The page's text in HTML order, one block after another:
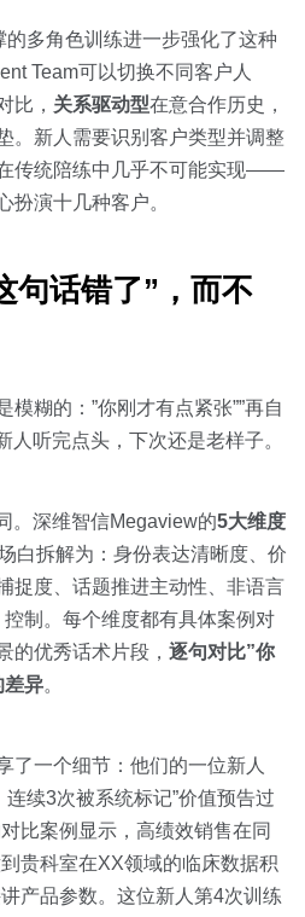
多角色训练进一步强化了这种
Team可以切换不同客户人
比， 关系驱动型在意合作历史，
。新人需要识别客户类型并调整
传统陪练中几乎不可能实现——
扮演十几种客户。
句话错了”，而不
糊的：”你刚才有点紧张””再自
人听完点头，下次还是老样子。
。深维智信Megaview的5大维度
白拆解为：身份表达清晰度、价
捉度、话题推进主动性、非语言
制。每个维度都有具体案例对
优秀话术片段， 逐句对比”你
差异。
了一个细节：他们的一位新人
连续3次被系统标记”价值预告过
比案例显示，高绩效销售在同
贵科室在XX领域的临床数据积
产品参数。这位新人第4次训练